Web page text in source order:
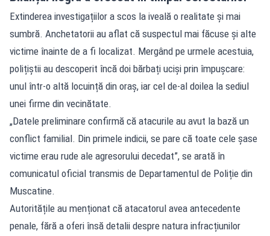
Extinderea investigațiilor a scos la iveală o realitate și mai
sumbră. Anchetatorii au aflat că suspectul mai făcuse și alte
victime înainte de a fi localizat. Mergând pe urmele acestuia,
polițiștii au descoperit încă doi bărbați uciși prin împușcare:
unul într-o altă locuință din oraș, iar cel de-al doilea la sediul
unei firme din vecinătate.
„Datele preliminare confirmă că atacurile au avut la bază un
conflict familial. Din primele indicii, se pare că toate cele șase
victime erau rude ale agresorului decedat”, se arată în
comunicatul oficial transmis de Departamentul de Poliție din
Muscatine.
Autoritățile au menționat că atacatorul avea antecedente
penale, fără a oferi însă detalii despre natura infracțiunilor